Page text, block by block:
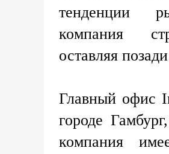
тенденции
компания
оставляя
Главный офис
городе
компания